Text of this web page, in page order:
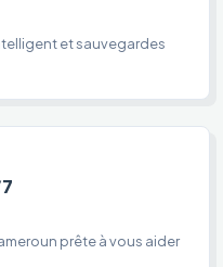
et sauvegardes
prête à vous aider